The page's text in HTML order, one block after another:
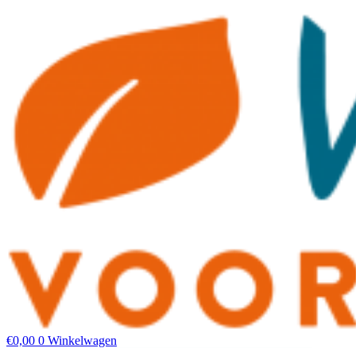
€0,00 0 Winkelwagen